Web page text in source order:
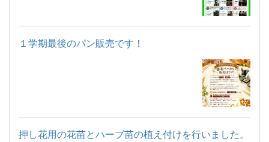
１学期最後のパン販売です！
押し花用の花苗とハーブ苗の植え付けを行いました。